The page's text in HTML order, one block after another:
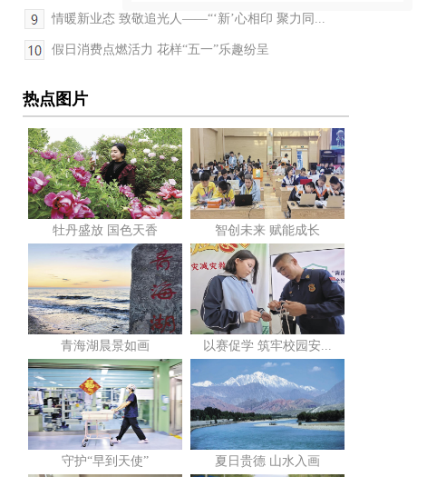
情暖新业态 致敬追光人——“‘新’心相印 聚力同...
假日消费点燃活力 花样“五一”乐趣纷呈
热点图片
牡丹盛放 国色天香 智创未来 赋能成长
青海湖晨景如画 以赛促学 筑牢校园安...
守护“早到天使” 夏日贵德 山水入画